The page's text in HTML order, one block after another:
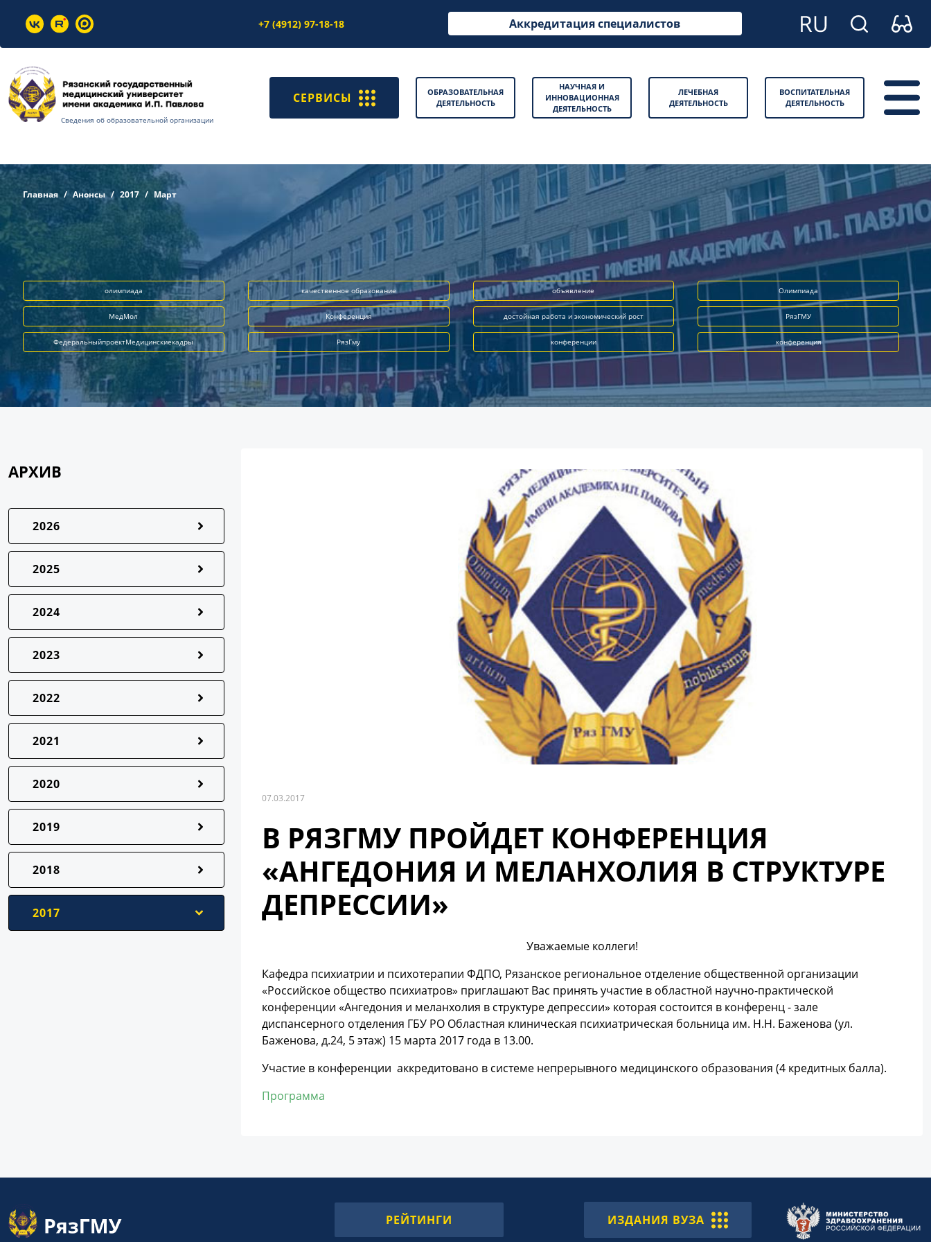
+7 (4912) 97-18-18 Аккредитация специалистов
Сведения об образовательной организации
СЕРВИСЫ
ОБРАЗОВАТЕЛЬНАЯ
ДЕЯТЕЛЬНОСТЬ
НАУЧНАЯ И
ИННОВАЦИОННАЯ
ДЕЯТЕЛЬНОСТЬ
ЛЕЧЕБНАЯ
ДЕЯТЕЛЬНОСТЬ
ВОСПИТАТЕЛЬНАЯ
ДЕЯТЕЛЬНОСТЬ
Главная Анонсы 2017 Март
олимпиада качественное образование объявление Олимпиада
МедМол Конференция достойная работа и экономический рост РязГМУ
ФедеральныйпроектМедицинскиекадры РязГму конференции конференция
АРХИВ
2026
2025
2024
2023
2022
2021
2020
2019
2018
2017
07.03.2017
В РЯЗГМУ ПРОЙДЕТ КОНФЕРЕНЦИЯ
«АНГЕДОНИЯ И МЕЛАНХОЛИЯ В СТРУКТУРЕ
ДЕПРЕССИИ»
Уважаемые коллеги!
Кафедра психиатрии и психотерапии ФДПО, Рязанское региональное отделение общественной организации
«Российское общество психиатров» приглашают Вас принять участие в областной научно-практической
конференции «Ангедония и меланхолия в структуре депрессии» которая состоится в конференц - зале
диспансерного отделения ГБУ РО Областная клиническая психиатрическая больница им. Н.Н. Баженова (ул.
Баженова, д.24, 5 этаж) 15 марта 2017 года в 13.00.
Участие в конференции аккредитовано в системе непрерывного медицинского образования (4 кредитных балла).
Программа
РЕЙТИНГИ ИЗДАНИЯ ВУЗА